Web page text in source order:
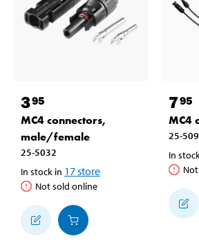
395
MC4 connectors,
male/female
25-5032
In stock in 17store
Not sold online
795
MC4
25-
In